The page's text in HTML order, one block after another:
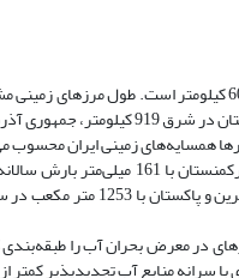
در بین همسایگان ایران، ترکیه با 593
سرانه منابع آب تجدیدپذیر،
در معرض بحران آب را
و کشورهای با سرانه منابع آب